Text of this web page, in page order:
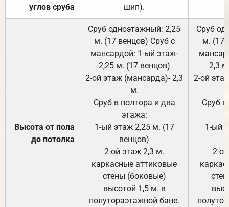
углов сруба
шип).
Высота от пола
до потолка
Сруб одноэтажный: 2,25
м. (17 венцов) Сруб с
мансардой: 1-ый этаж-
2,25 м. (17 венцов)
2-ой этаж (мансарда)- 2,3
м.
Сруб в полтора и два
этажа:
1-ый этаж 2,25 м. (17
венцов)
2-ой этаж 2,3 м.
каркасные аттиковые
стены (боковые)
высотой 1,5 м. в
полутораэтажной бане.
Сруб
м. (17
2,3
2-ой
Сруб
1-ый
2-